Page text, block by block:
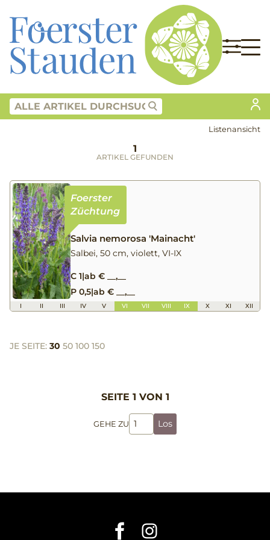
Listenansicht
1
ARTIKEL GEFUNDEN
Salvia nemorosa 'Mainacht'
Salbei, 50 cm, violett, VI-IX
C 1|ab € __,__
P 0,5|ab € __,__
I II III IV V VI VII VIII IX X XI XII
JE SEITE: 30 50 100 150
SEITE 1 VON 1
GEHE ZU Los